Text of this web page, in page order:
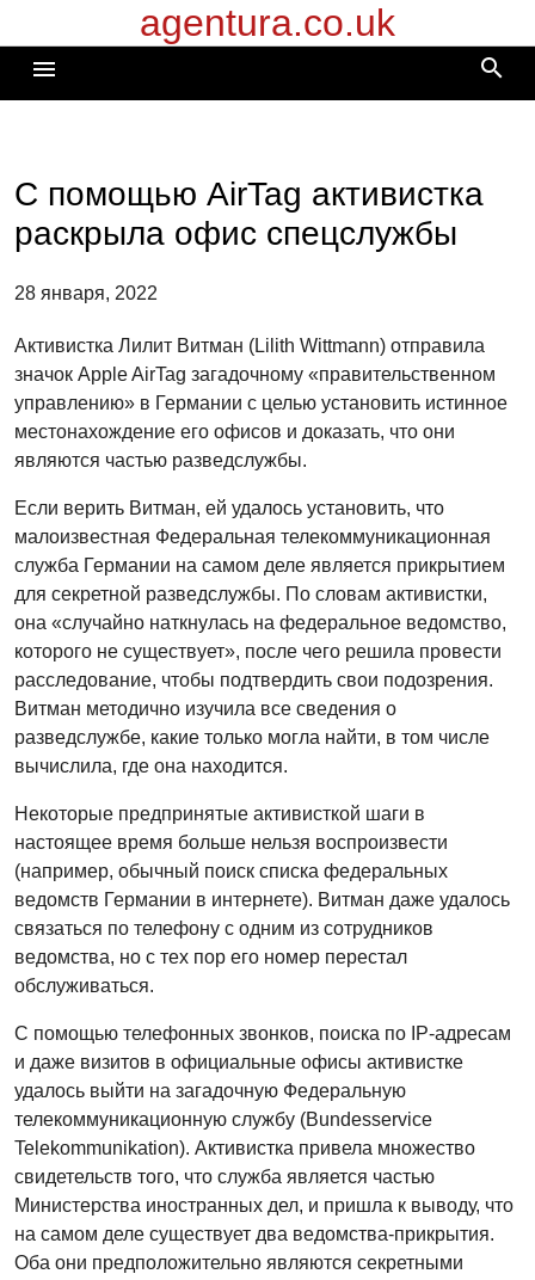
к
содержимому
agentura.co.uk
menu search
C помощью AirTag активистка
раскрыла офис спецслужбы
28 января, 2022
Активистка Лилит Витман (Lilith Wittmann) отправила
значок Apple AirTag загадочному «правительственном
управлению» в Германии с целью установить истинное
местонахождение его офисов и доказать, что они
являются частью разведслужбы.
Если верить Витман, ей удалось установить, что
малоизвестная Федеральная телекоммуникационная
служба Германии на самом деле является прикрытием
для секретной разведслужбы. По словам активистки,
она «случайно наткнулась на федеральное ведомство,
которого не существует», после чего решила провести
расследование, чтобы подтвердить свои подозрения.
Витман методично изучила все сведения о
разведслужбе, какие только могла найти, в том числе
вычислила, где она находится.
Некоторые предпринятые активисткой шаги в
настоящее время больше нельзя воспроизвести
(например, обычный поиск списка федеральных
ведомств Германии в интернете). Витман даже удалось
связаться по телефону с одним из сотрудников
ведомства, но с тех пор его номер перестал
обслуживаться.
С помощью телефонных звонков, поиска по IP-адресам
и даже визитов в официальные офисы активистке
удалось выйти на загадочную Федеральную
телекоммуникационную службу (Bundesservice
Telekommunikation). Активистка привела множество
свидетельств того, что служба является частью
Министерства иностранных дел, и пришла к выводу, что
на самом деле существует два ведомства-прикрытия.
Оба они предположительно являются секретными